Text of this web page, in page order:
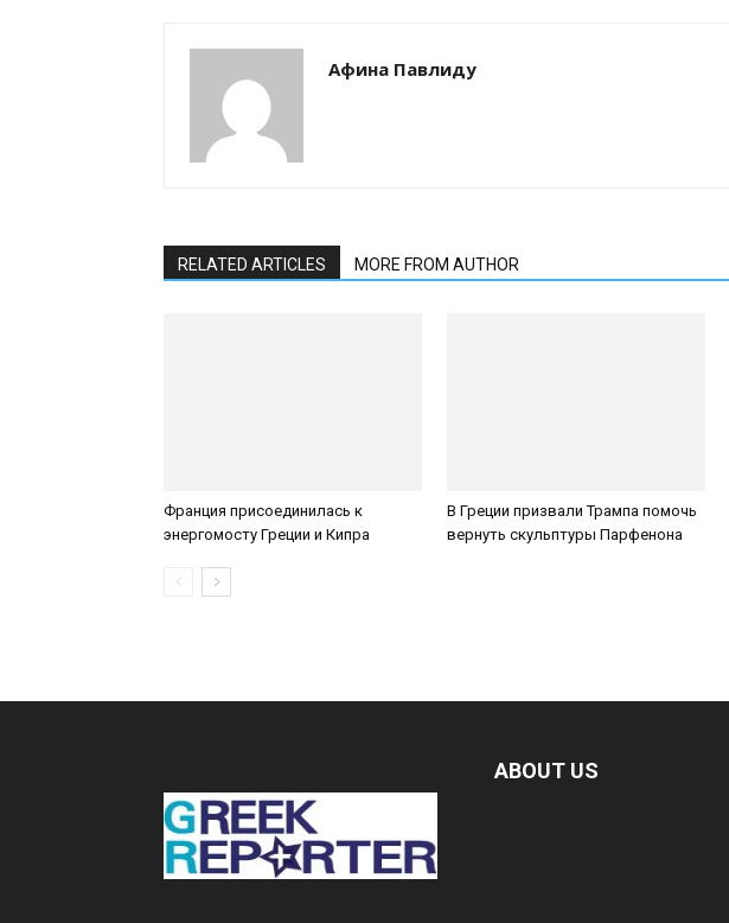
Афина Павлиду
RELATED ARTICLES MORE FROM AUTHOR
Франция присоединилась к
энергомосту Греции и Кипра
В Греции призвали Трампа помочь
вернуть скульптуры Парфенона
ABOUT US